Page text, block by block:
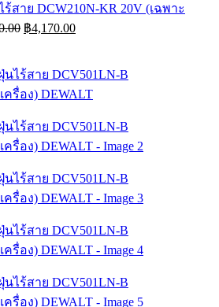
สาย DCW210N-KR 20V (เฉพาะ
Original
price
฿7,400.00.
฿4,170.00Current
price
฿4,170.00.